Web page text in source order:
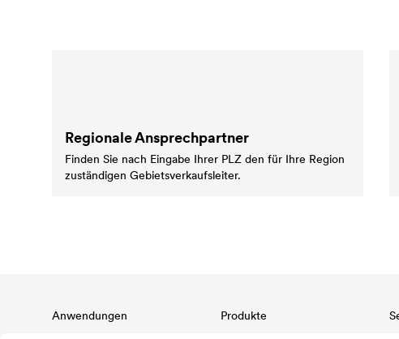
Regionale Ansprechpartner
Finden Sie nach Eingabe Ihrer PLZ den für Ihre Region
zuständigen Gebietsverkaufsleiter.
Anwendungen Produkte